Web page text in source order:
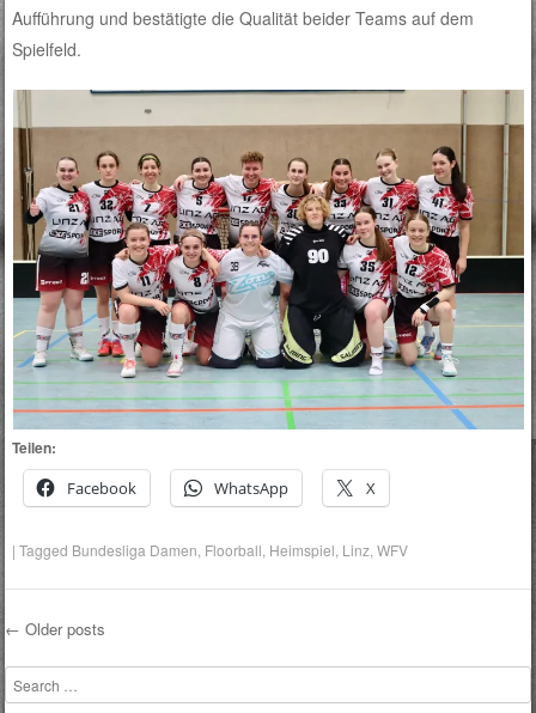
Aufführung und bestätigte die Qualität beider Teams auf dem
Spielfeld.
Teilen:
Facebook
WhatsApp X
|Tagged Bundesliga Damen Floorball Heimspiel Linz ,WFV
Post navigation
← Older posts
Search